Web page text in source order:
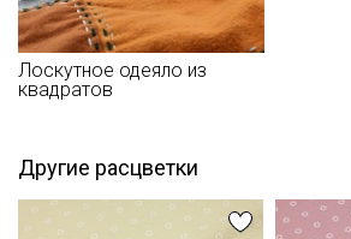
Лоскутное одеяло из
квадратов
Другие расцветки